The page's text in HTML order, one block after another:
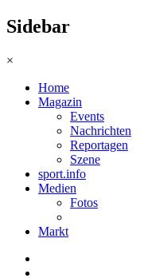
Sidebar
×
Home
Magazin
Events
Nachrichten
Reportagen
Szene
sport.info
Medien
Fotos
Markt